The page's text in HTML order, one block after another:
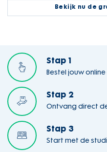
Bekijk nu de
Stap 1
Bestel jouw online
Stap 2
Ontvang direct
Stap 3
Start met de